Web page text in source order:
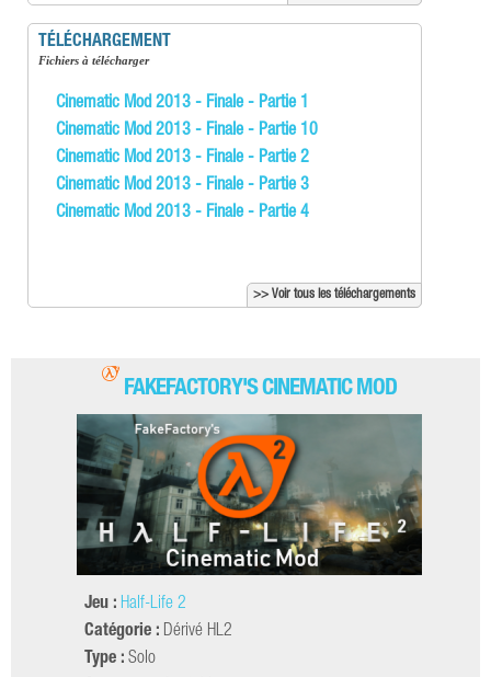
TÉLÉCHARGEMENT
Fichiers à télécharger
Cinematic Mod 2013 - Finale - Partie 1
Cinematic Mod 2013 - Finale - Partie 10
Cinematic Mod 2013 - Finale - Partie 2
Cinematic Mod 2013 - Finale - Partie 3
Cinematic Mod 2013 - Finale - Partie 4
>> Voir tous les téléchargements
FAKEFACTORY'S CINEMATIC MOD
Jeu : Half-Life 2
Catégorie : Dérivé HL2
Type : Solo